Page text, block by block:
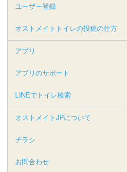
ユーザー登録
オストメイトトイレの投稿の仕方
アプリ
アプリのサポート
LINEでトイレ検索
オストメイトJPについて
チラシ
お問合わせ